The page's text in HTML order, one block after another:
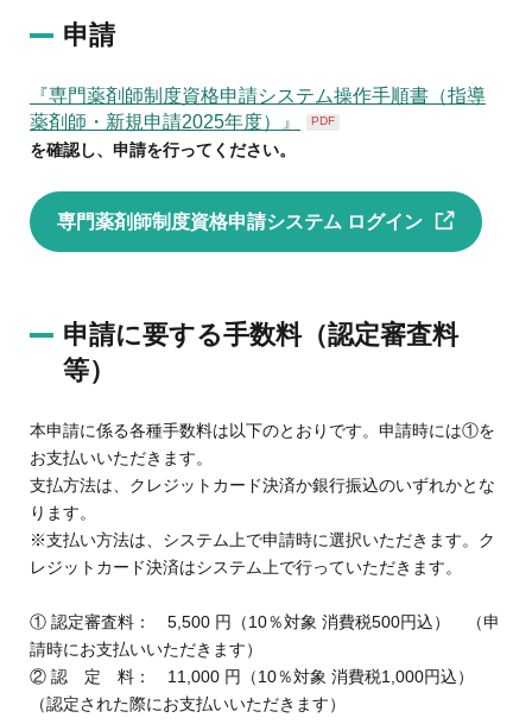
申請
『専門薬剤師制度資格申請システム操作手順書（指導
薬剤師・新規申請2025年度）』
PDF
を確認し、申請を行ってください。
専門薬剤師制度資格申請システム ログイン
申請に要する手数料（認定審査料
等）
本申請に係る各種手数料は以下のとおりです。申請時には①を
お支払いいただきます。
支払方法は、クレジットカード決済か銀行振込のいずれかとな
ります。
※支払い方法は、システム上で申請時に選択いただきます。ク
レジットカード決済はシステム上で行っていただきます。
① 認定審査料： 5,500 円（10％対象 消費税500円込） （申
請時にお支払いいただきます）
② 認 定 料： 11,000 円（10％対象 消費税1,000円込）
（認定された際にお支払いいただきます）